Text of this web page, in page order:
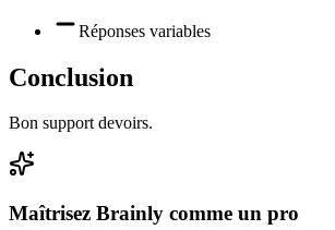
Réponses variables
Conclusion
Bon support devoirs.
Maîtrisez Brainly comme un pro